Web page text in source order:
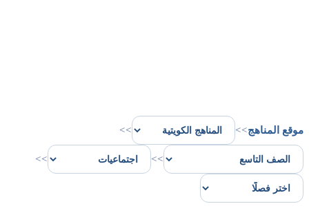
موقع المناهج>>
>>
>>
>>